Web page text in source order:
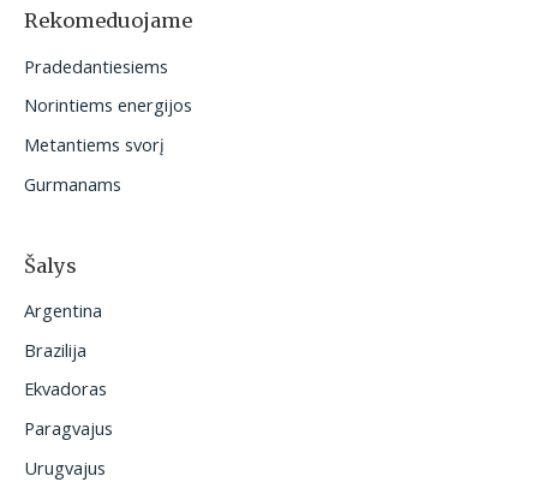
o
:
Rekomeduojame
Pradedantiesiems
Norintiems energijos
Metantiems svorį
Gurmanams
Šalys
Argentina
Brazilija
Ekvadoras
Paragvajus
Urugvajus